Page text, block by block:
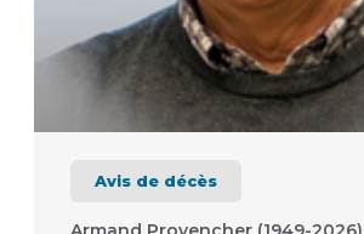
Avis de décès